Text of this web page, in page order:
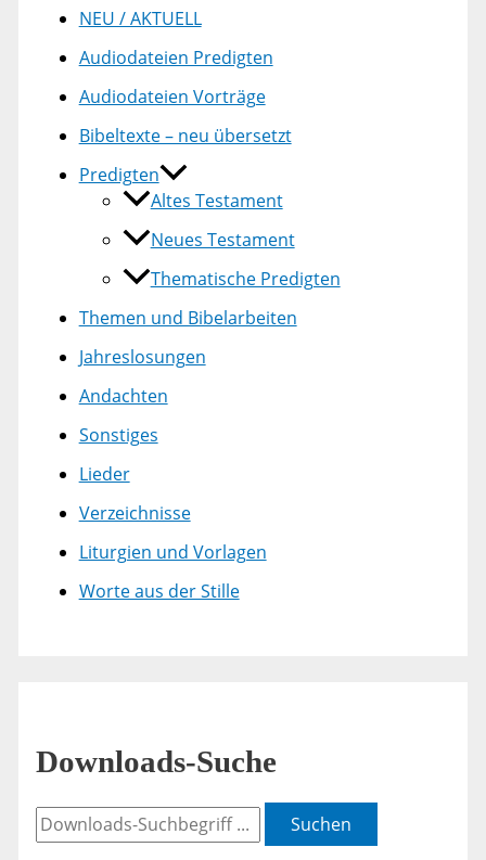
NEU / AKTUELL
Audiodateien Predigten
Audiodateien Vorträge
Bibeltexte – neu übersetzt
Predigten
Altes Testament
Neues Testament
Thematische Predigten
Themen und Bibelarbeiten
Jahreslosungen
Andachten
Sonstiges
Lieder
Verzeichnisse
Liturgien und Vorlagen
Worte aus der Stille
Downloads-Suche
Suchen